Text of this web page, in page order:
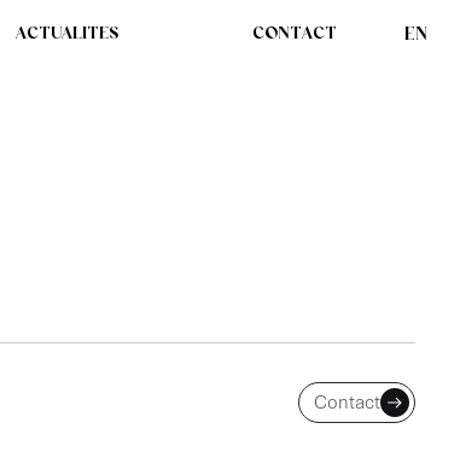
ACTUALITES CONTACT EN
LE MEURTRE
EN 2019Contact